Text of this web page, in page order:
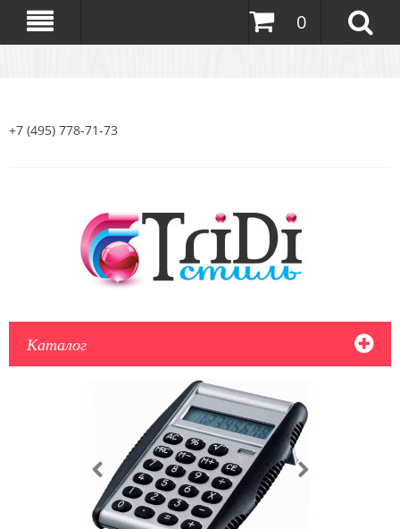
0
+7 (495) 778-71-73
Каталог